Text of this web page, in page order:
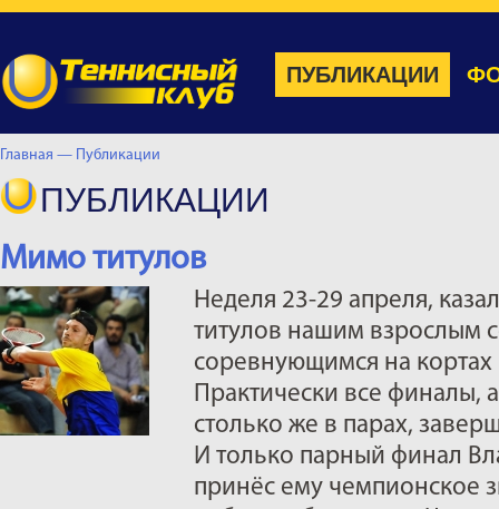
ПУБЛИКАЦИИ
Главная — Публикации
ПУБЛИКАЦИИ
Мимо титулов
Неделя 23-29 апреля,
титулов нашим взрослым
соревнующимся на кортах
Практически все финалы,
столько же в парах,
И только парный финал
принёс ему чемпионское